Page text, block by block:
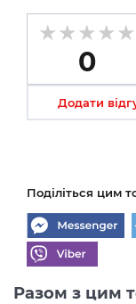
0
Додати
Поділіться цим
Разом з цим